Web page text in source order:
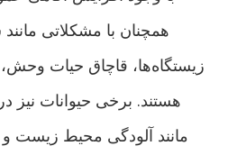
همچنان با مشکلاتی
زیستگاه‌ها، قاچاق حیات
هستند. برخی حیوانات نیز
مانند آلودگی محیط زیست و